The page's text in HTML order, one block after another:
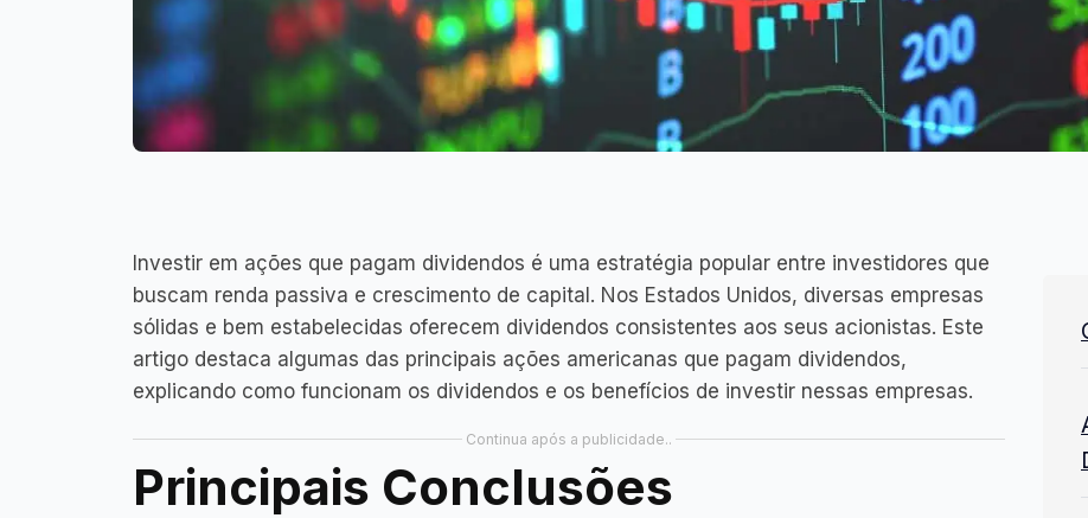
Investir em ações que pagam dividendos é uma estratégia popular entre investidores que
buscam renda passiva e crescimento de capital. Nos Estados Unidos, diversas empresas
sólidas e bem estabelecidas oferecem dividendos consistentes aos seus acionistas. Este
artigo destaca algumas das principais ações americanas que pagam dividendos,
explicando como funcionam os dividendos e os benefícios de investir nessas empresas.
Continua após a publicidade..
Principais Conclusões